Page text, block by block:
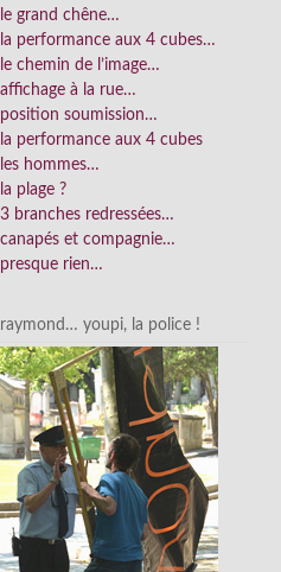
le grand chêne…
la performance aux 4 cubes…
le chemin de l’image…
affichage à la rue…
position soumission…
la performance aux 4 cubes
les hommes…
la plage ?
3 branches redressées…
canapés et compagnie…
presque rien…
raymond… youpi, la police !